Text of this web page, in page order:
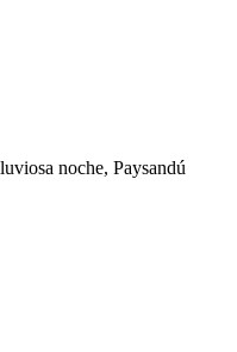
noche, Paysandú